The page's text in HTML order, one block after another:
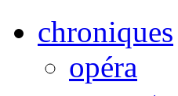
chroniques
opéra